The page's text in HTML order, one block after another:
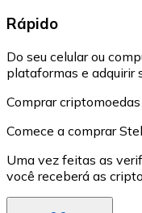
Rápido
Do seu celular ou
plataformas e adquirir
Comprar criptomoedas
Comece a comprar
Uma vez feitas as
você receberá as